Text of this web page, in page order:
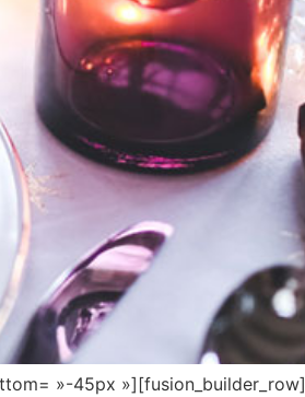
»-45px »][fusion_builder_row]